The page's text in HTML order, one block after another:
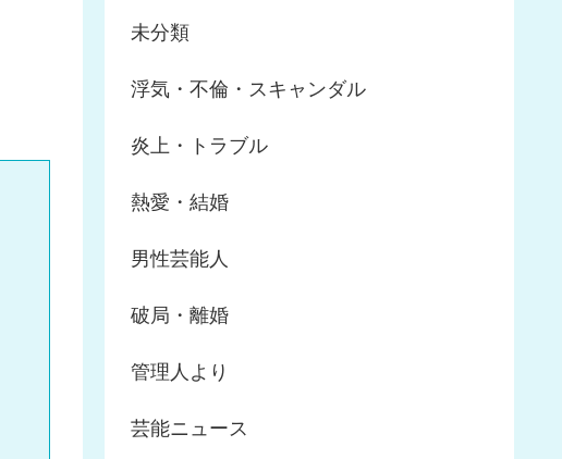
未分類
浮気・不倫・スキャンダル
炎上・トラブル
熱愛・結婚
男性芸能人
破局・離婚
管理人より
芸能ニュース